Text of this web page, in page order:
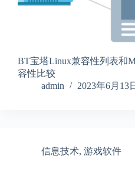
BT宝塔Linux兼容性列表和
容性比较
admin
2023年6月13
信息技术, 游戏软件